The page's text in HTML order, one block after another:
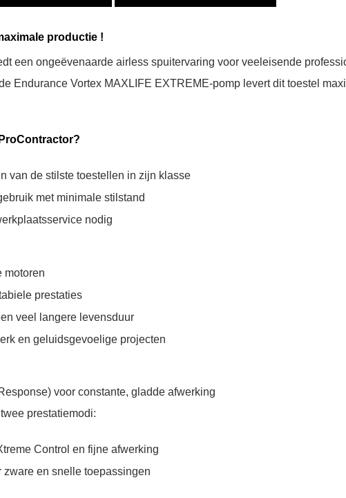
Diversen
Pomp Cylinders
Reparatie Set
Accessoires
Adapters -
Verloopstukken
Diversen
Jetroller
productie !
een ongeëvenaarde airless spuitervaring voor veeleisende
Endurance Vortex MAXLIFE EXTREME-pomp levert dit toestel
van de stilste toestellen in zijn klasse
met minimale stilstand
nodig
motoren
prestaties
veel langere levensduur
en geluidsgevoelige projecten
voor constante, gladde afwerking
prestatiemodi:
Control en fijne afwerking
en snelle toepassingen